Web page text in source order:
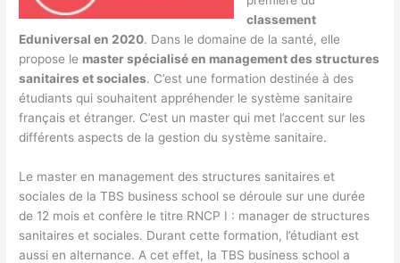
classement
Eduniversal en 2020. Dans le domaine de la santé, elle
propose le master spécialisé en management des structures
sanitaires et sociales. C’est une formation destinée à des
étudiants qui souhaitent appréhender le système sanitaire
français et étranger. C’est un master qui met l’accent sur les
différents aspects de la gestion du système sanitaire.
Le master en management des structures sanitaires et
sociales de la TBS business school se déroule sur une durée
de 12 mois et confère le titre RNCP I : manager de structures
sanitaires et sociales. Durant cette formation, l’étudiant est
aussi en alternance. A cet effet, la TBS business school a